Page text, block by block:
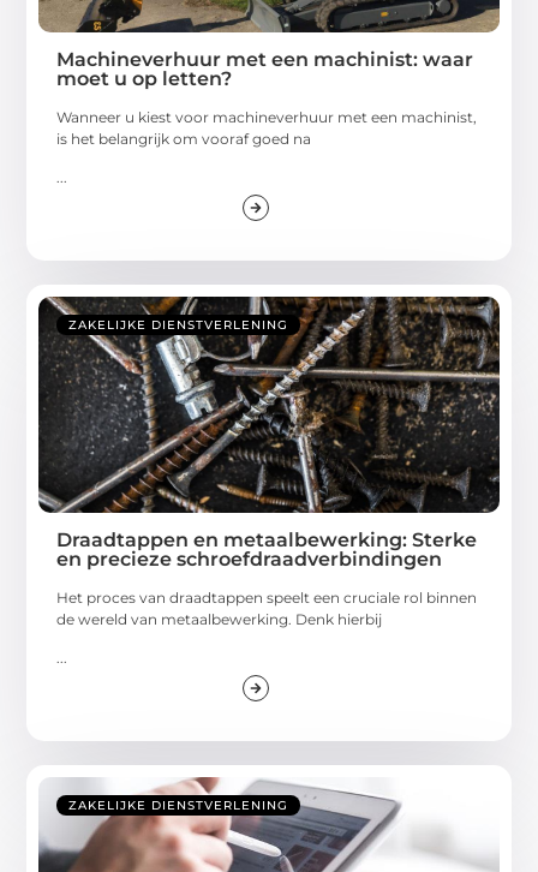
Machineverhuur met een machinist: waar
moet u op letten?
Wanneer u kiest voor machineverhuur met een machinist,
is het belangrijk om vooraf goed na
...
ZAKELIJKE DIENSTVERLENING
Draadtappen en metaalbewerking: Sterke
en precieze schroefdraadverbindingen
Het proces van draadtappen speelt een cruciale rol binnen
de wereld van metaalbewerking. Denk hierbij
...
ZAKELIJKE DIENSTVERLENING